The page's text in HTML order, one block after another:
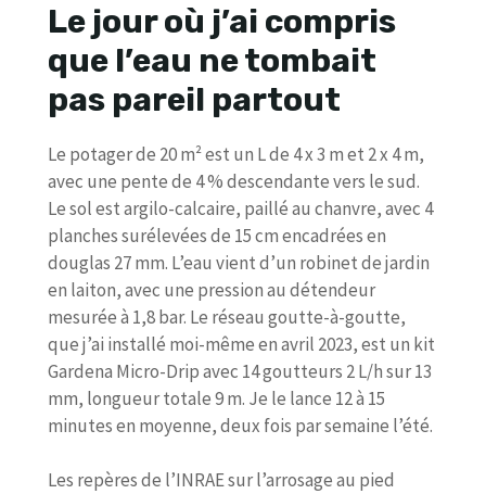
Le jour où j’ai compris
que l’eau ne tombait
pas pareil partout
Le potager de 20 m² est un L de 4 x 3 m et 2 x 4 m,
avec une pente de 4 % descendante vers le sud.
Le sol est argilo-calcaire, paillé au chanvre, avec 4
planches surélevées de 15 cm encadrées en
douglas 27 mm. L’eau vient d’un robinet de jardin
en laiton, avec une pression au détendeur
mesurée à 1,8 bar. Le réseau goutte-à-goutte,
que j’ai installé moi-même en avril 2023, est un kit
Gardena Micro-Drip avec 14 goutteurs 2 L/h sur 13
mm, longueur totale 9 m. Je le lance 12 à 15
minutes en moyenne, deux fois par semaine l’été.
Les repères de l’INRAE sur l’arrosage au pied